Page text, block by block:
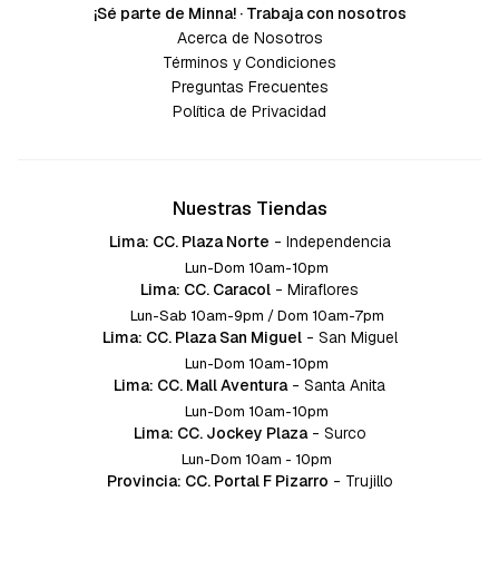
¡Sé parte de Minna! · Trabaja con nosotros
Acerca de Nosotros
Términos y Condiciones
Preguntas Frecuentes
Política de Privacidad
Nuestras Tiendas
Lima: CC. Plaza Norte - Independencia
Lun-Dom 10am-10pm
Lima: CC. Caracol - Miraflores
Lun-Sab 10am-9pm / Dom 10am-7pm
Lima: CC. Plaza San Miguel - San Miguel
Lun-Dom 10am-10pm
Lima: CC. Mall Aventura - Santa Anita
Lun-Dom 10am-10pm
Lima: CC. Jockey Plaza - Surco
Lun-Dom 10am - 10pm
Provincia: CC. Portal F Pizarro - Trujillo